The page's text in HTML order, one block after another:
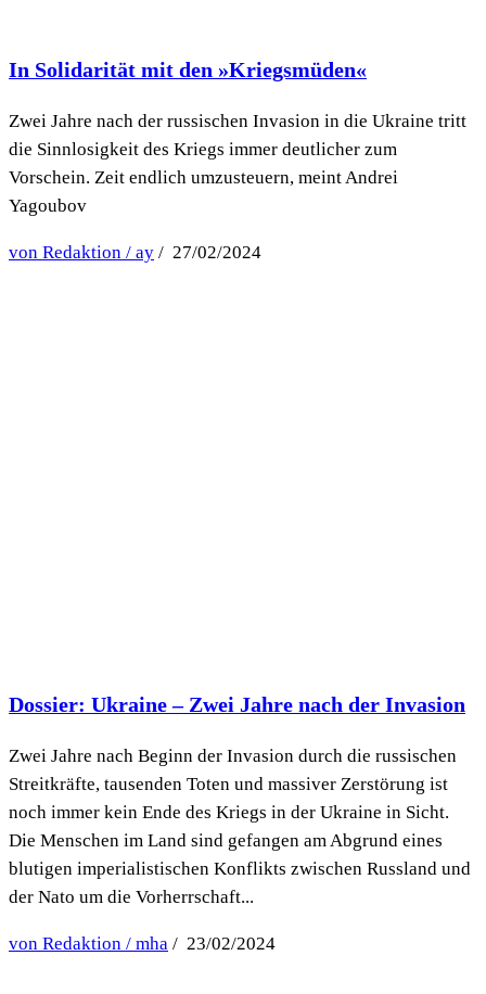
In Solidarität mit den »Kriegsmüden«
Zwei Jahre nach der russischen Invasion in die Ukraine tritt
die Sinnlosigkeit des Kriegs immer deutlicher zum
Vorschein. Zeit endlich umzusteuern, meint Andrei
Yagoubov
von Redaktion / ay / 27/02/2024
Dossier: Ukraine – Zwei Jahre nach der Invasion
Zwei Jahre nach Beginn der Invasion durch die russischen
Streitkräfte, tausenden Toten und massiver Zerstörung ist
noch immer kein Ende des Kriegs in der Ukraine in Sicht.
Die Menschen im Land sind gefangen am Abgrund eines
blutigen imperialistischen Konflikts zwischen Russland und
der Nato um die Vorherrschaft...
von Redaktion / mha / 23/02/2024